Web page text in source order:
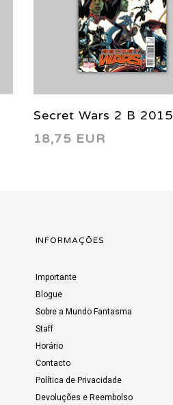
Secret Wars 2 B 2015
18,75 EUR
INFORMAÇÕES
Importante
Blogue
Sobre a Mundo Fantasma
Staff
Horário
Contacto
Política de Privacidade
Devoluções e Reembolso